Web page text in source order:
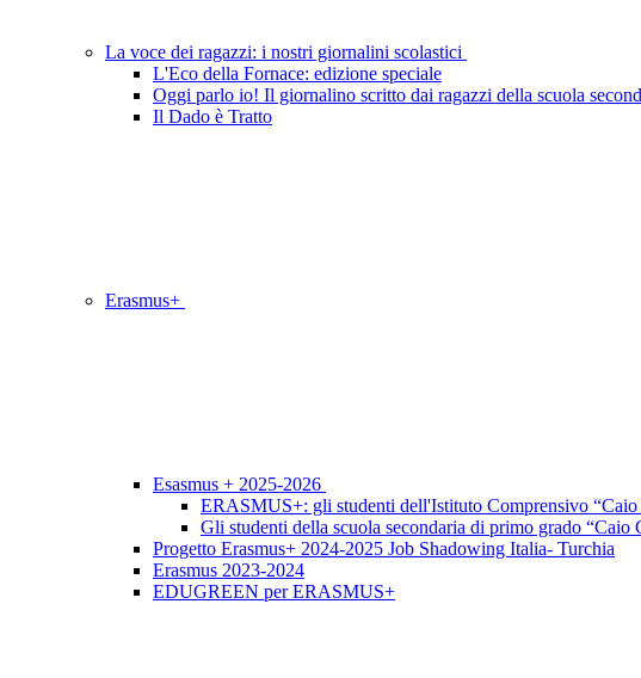
La voce dei ragazzi: i nostri giornalini scolastici
L'Eco della Fornace: edizione speciale
Oggi parlo io! Il giornalino scritto dai ragazzi della scuola
Il Dado è Tratto
Erasmus+
Esasmus + 2025-2026
ERASMUS+: gli studenti dell'Istituto Comprensivo
Gli studenti della scuola secondaria di primo grado
Progetto Erasmus+ 2024-2025 Job Shadowing Italia- Turchia
Erasmus 2023-2024
EDUGREEN per ERASMUS+